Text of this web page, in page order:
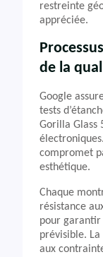
restreinte
appréciée.
de la
Google
tests
Gorilla Glass
compromet
esthétique.
Chaque
résistance
pour
prévisible.
aux